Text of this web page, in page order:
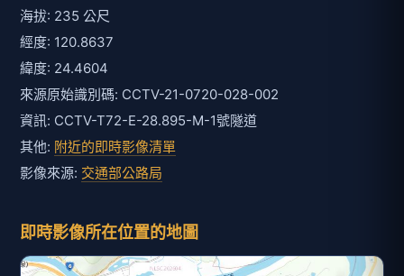
海拔: 235 公尺
經度: 120.8637
緯度: 24.4604
來源原始識別碼: CCTV-21-0720-028-002
資訊: CCTV-T72-E-28.895-M-1號隧道
其他: 附近的即時影像清單
影像來源: 交通部公路局
即時影像所在位置的地圖